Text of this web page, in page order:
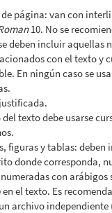
página: van con
10. No se
deben incluir aquellas
con el texto y
En ningún caso se
del texto debe usarse
figuras y tablas: deben
donde corresponda,
con arábigos
el texto. Es
archivo